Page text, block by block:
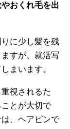
おくれ毛を出
に少し髪を残
すが、就活写
まいます。
視されるた
とが大切で
、ヘアピンで